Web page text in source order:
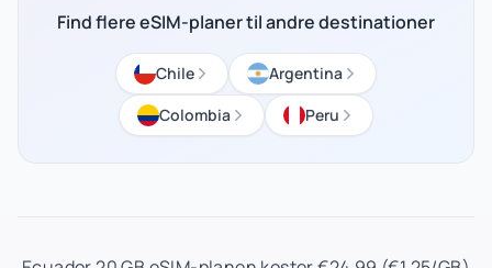
Find flere eSIM-planer til andre destinationer
Chile
Argentina
Colombia
Peru